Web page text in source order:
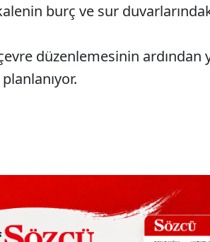
burç ve sur
düzenlemesinin ardından
planlanıyor.